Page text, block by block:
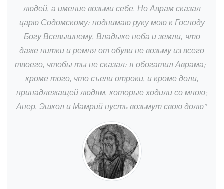
людей, а имение возьми себе. Но Аврам сказал
царю Содомскому: поднимаю руку мою к Господу
Богу Всевышнему, Владыке неба и земли, что
даже нитки и ремня от обуви не возьму из всего
твоего, чтобы ты не сказал: я обогатил Аврама;
кроме того, что съели отроки, и кроме доли,
принадлежащей людям, которые ходили со мною;
Анер, Эшкол и Мамрий пусть возьмут свою долю"